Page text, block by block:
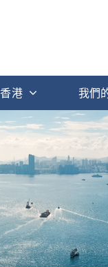
港 我們